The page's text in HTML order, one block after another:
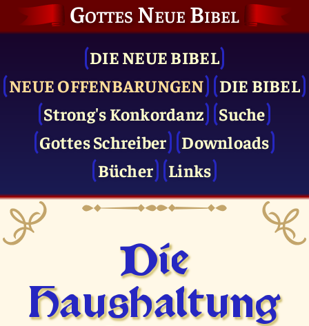
Gottes Neue Bibel
DIE NEUE BIBEL
NEUE OFFENBARUNGEN
DIE BIBEL
Strong's Konkordanz
Suche
Gottes Schreiber
Downloads
Bücher
Links
Die
Haushaltung